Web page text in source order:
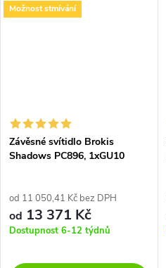
Možnost stmívání
Závěsné svítidlo Brokis
Shadows PC896, 1xGU10
od 11 050,41 Kč bez DPH
od 13 371 Kč
Dostupnost 6-12 týdnů